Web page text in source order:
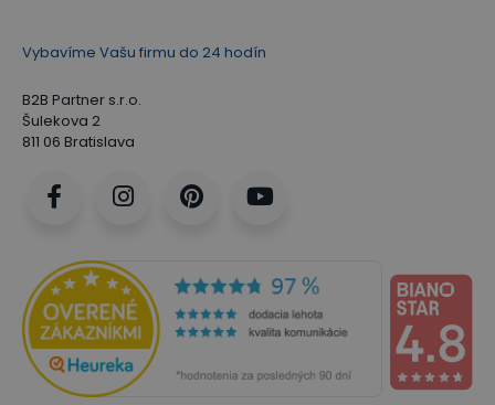
Vybavíme Vašu firmu do 24 hodín
B2B Partner s.r.o.
Šulekova 2
811 06 Bratislava